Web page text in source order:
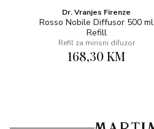
Dr. Vranjes Firenze
Rosso Nobile Diffusor 500 ml
Refill
Refil za mirisni difuzor
168,30 KM